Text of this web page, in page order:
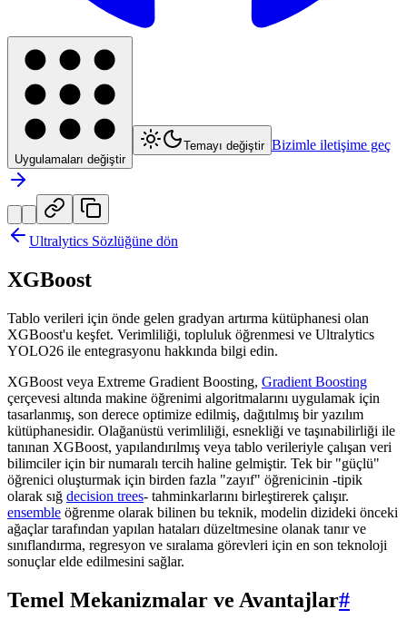
Uygulamaları değiştir
Temayı değiştir Bizimle iletişime geç
Ultralytics Sözlüğüne dön
XGBoost
Tablo verileri için önde gelen gradyan artırma kütüphanesi olan
XGBoost'u keşfet. Verimliliği, topluluk öğrenmesi ve Ultralytics
YOLO26 ile entegrasyonu hakkında bilgi edin.
XGBoost veya Extreme Gradient Boosting, Gradient Boosting
çerçevesi altında makine öğrenimi algoritmalarını uygulamak için
tasarlanmış, son derece optimize edilmiş, dağıtılmış bir yazılım
kütüphanesidir. Olağanüstü verimliliği, esnekliği ve taşınabilirliği ile
tanınan XGBoost, yapılandırılmış veya tablo verileriyle çalışan veri
bilimciler için bir numaralı tercih haline gelmiştir. Tek bir "güçlü"
öğrenici oluşturmak için birden fazla "zayıf" öğrenicinin -tipik
olarak sığ decision trees- tahminkarlarını birleştirerek çalışır.
ensemble öğrenme olarak bilinen bu teknik, modelin dizideki önceki
ağaçlar tarafından yapılan hataları düzeltmesine olanak tanır ve
sınıflandırma, regresyon ve sıralama görevleri için en son teknoloji
sonuçlar elde edilmesini sağlar.
Temel Mekanizmalar ve Avantajlar#